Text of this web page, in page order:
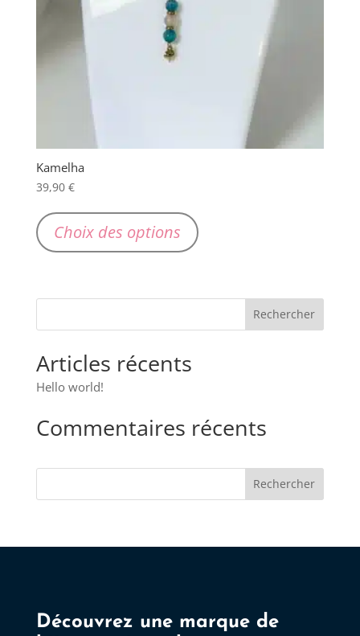
Kamelha
39,90 €
Choix des options
produit
options
la
du
Articles récents
Hello world!
Commentaires récents
Rechercher
Découvrez une marque de